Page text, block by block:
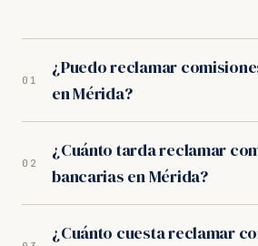
01
¿Puedo reclamar
en Mérida?
comisiones bancarias.
gratuitamente y trabajamos
Los juzgados de Mérida tienen
consumidor.
02
¿Cuánto tarda reclamar
bancarias en Mérida?
En los juzgados de Mérida, el
entre 10-14 meses. Incluye la
¿Cuánto cuesta reclamar